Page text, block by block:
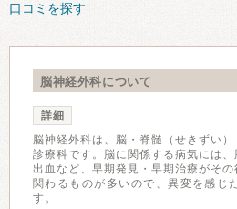
口コミを探す
脳神経外科について
詳細
脳神経外科は、脳・脊髄（せきずい
診療科です。脳に関係する病気には
出血など、早期発見・早期治療がその
関わるものが多いので、異変を感じ
す。